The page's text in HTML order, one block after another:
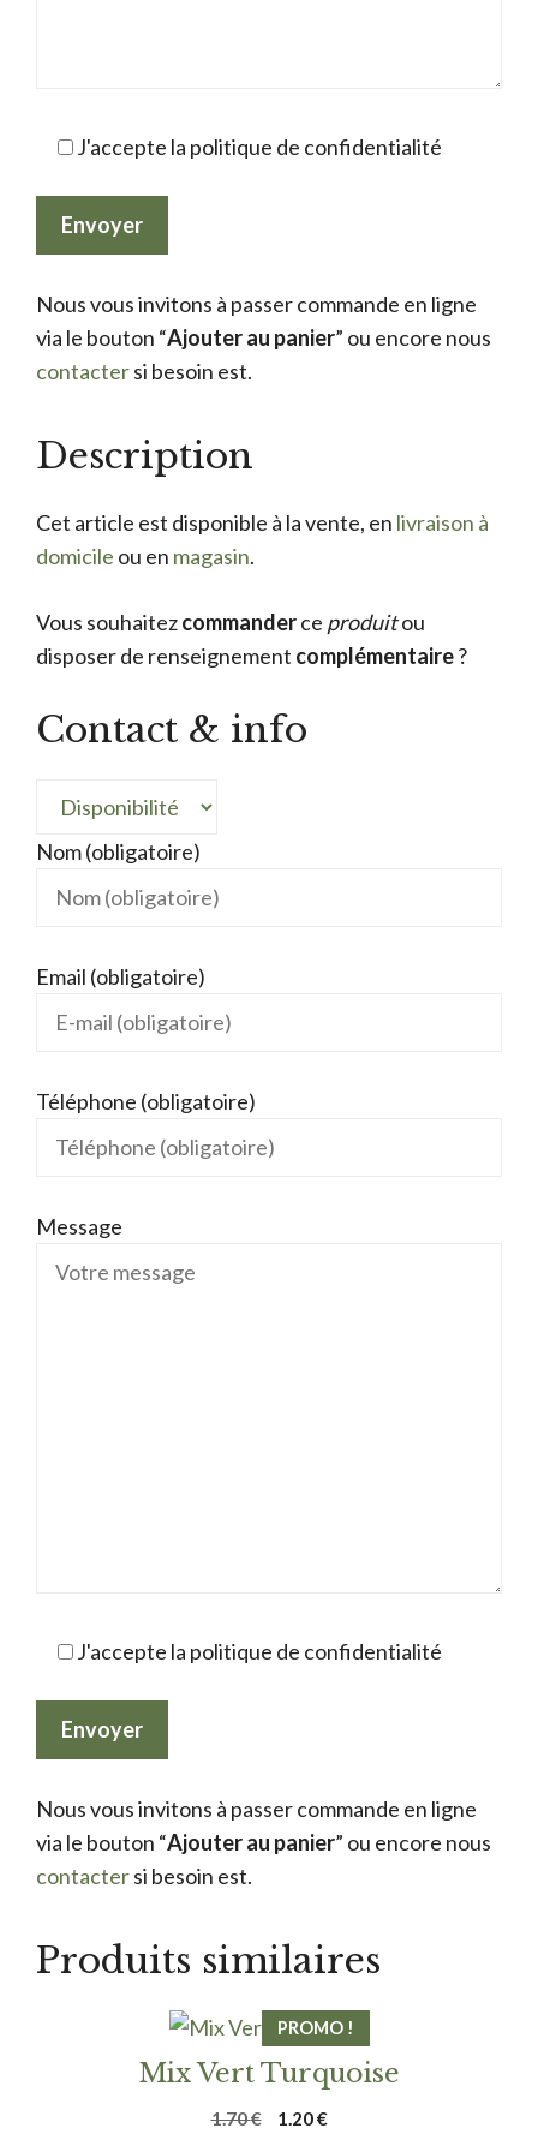
J'accepte la politique de confidentialité
Nous vous invitons à passer commande en ligne
via le bouton “Ajouter au panier” ou encore nous
contactersi besoin est.
Description
Cet article est disponible à la vente, en livraison à
domicile ou en magasin.
Vous souhaitezcommanderce produitou
disposer de renseignement complémentaire?
Contact & info
Nom (obligatoire)
Email (obligatoire)
Téléphone (obligatoire)
Message
J'accepte la politique de confidentialité
Nous vous invitons à passer commande en ligne
via le bouton “Ajouter au panier” ou encore nous
contactersi besoin est.
Produits similaires
PROMO !
Mix Vert Turquoise
1.70€
Le
1.20€Le